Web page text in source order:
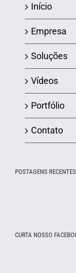
Início
Empresa
Soluções
Vídeos
Portfólio
Contato
POSTAGENS RECENTES
CURTA NOSSO